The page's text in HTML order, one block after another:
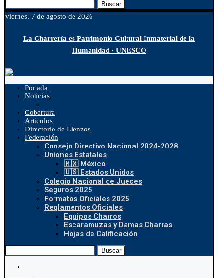
Buscar
viernes, 7 de agosto de 2026
La Charrería es Patrimonio Cultural Inmaterial de la
Humanidad · UNESCO
Portada
Noticias
Cobertura
Artículos
Directorio de Lienzos
Federación
Consejo Directivo Nacional 2024-2028
Uniones Estatales
🇲🇽 México
🇺🇸 Estados Unidos
Colegio Nacional de Jueces
Seguros 2025
Formatos Oficiales 2025
Reglamentos Oficiales
Equipos Charros
Escaramuzas y Damas Charras
Hojas de Calificación
Buscar